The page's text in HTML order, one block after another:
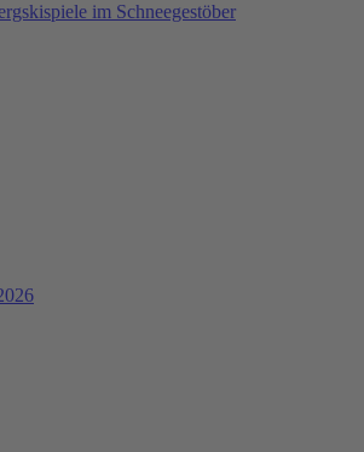
im Schneegestöber